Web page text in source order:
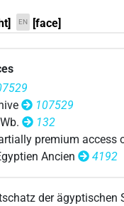
EN [face]
107529
132
premium access
Ancien
4192
der ägyptischen